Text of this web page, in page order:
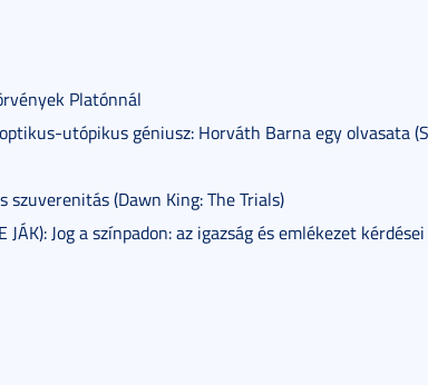
Platónnál
utópikus géniusz: Horváth Barna egy olvasata
szuverenitás (Dawn King: The Trials)
JÁK): Jog a színpadon: az igazság és emlékezet